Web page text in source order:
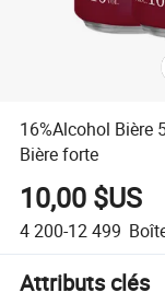
16%Alcohol Bière
Bière forte
10,00 $US
4 200-12 499
Attributs clés